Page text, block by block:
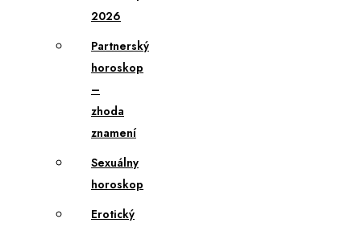
2026
Partnerský
horoskop
–
zhoda
znamení
Sexuálny
horoskop
Erotický